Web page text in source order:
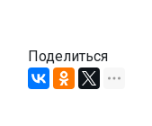
Поделиться